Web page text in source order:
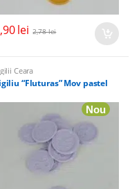
lei 2,78lei
Ceara
“Fluturas” Mov pastel
Nou